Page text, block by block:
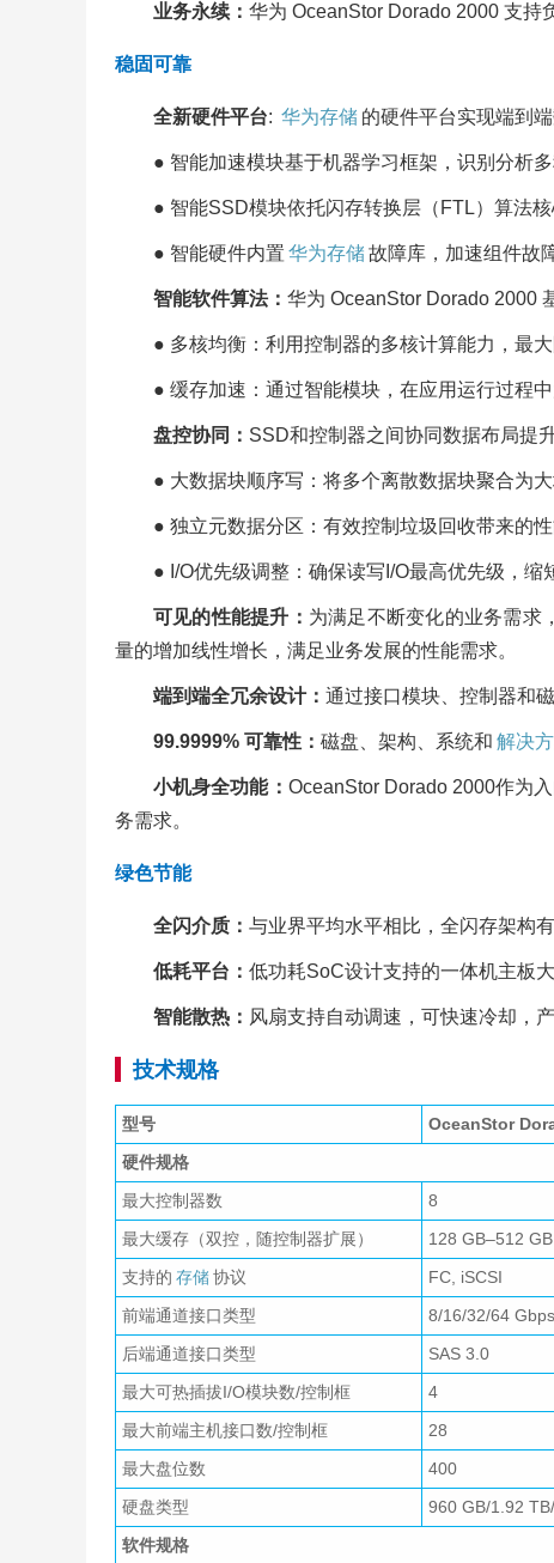
业务永续： 华为 OceanStor Dorado 2000 支持
稳固可靠
全新硬件平台: 华为存储 的硬件平台实现端到
● 智能加速模块基于机器学习框架，识别分析
● 智能SSD模块依托闪存转换层（FTL）算法
● 智能硬件内置 华为存储 故障库，加速组件故
智能软件算法： 华为 OceanStor Dorado 2000
● 多核均衡：利用控制器的多核计算能力，最
● 缓存加速：通过智能模块，在应用运行过程
盘控协同： SSD和控制器之间协同数据布局提升
● 大数据块顺序写：将多个离散数据块聚合为
● 独立元数据分区：有效控制垃圾回收带来的
● I/O优先级调整：确保读写I/O最高优先级，缩
可见的性能提升： 为满足不断变化的业务需求，
量的增加线性增长，满足业务发展的性能需求。
端到端全冗余设计： 通过接口模块、控制器和
99.9999% 可靠性： 磁盘、架构、系统和 解决
小机身全功能： OceanStor Dorado 2000作为
务需求。
绿色节能
全闪介质： 与业界平均水平相比，全闪存架构
低耗平台： 低功耗SoC设计支持的一体机主板
智能散热： 风扇支持自动调速，可快速冷却，
技术规格
型号
OceanStor
硬件规格
最大控制器数
8
最大缓存（双控，随控制器扩展）
128 GB–512 GB
支持的 存储协议
FC, iSCSI
前端通道接口类型
8/16/32/64
后端通道接口类型
SAS 3.0
最大可热插拔I/O模块数/控制框
4
最大前端主机接口数/控制框
28
最大盘位数
400
硬盘类型
960 GB/1.92
软件规格